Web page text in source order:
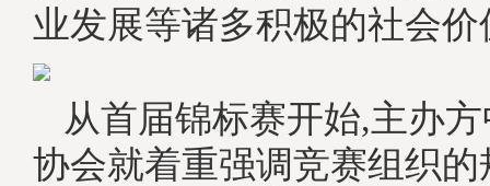
业发展等诸多积极的社会价
从首届锦标赛开始,主办
协会就着重强调竞赛组织